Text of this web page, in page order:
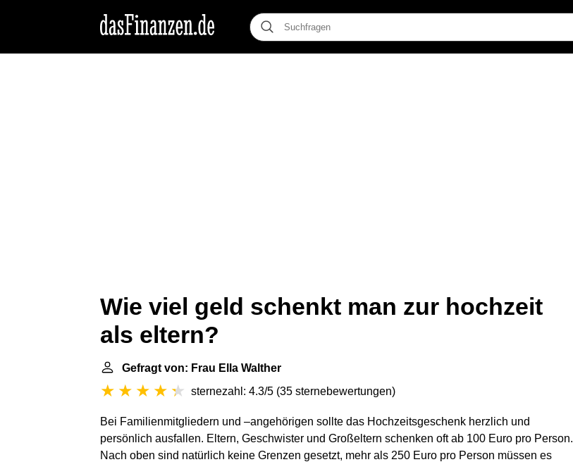
Wie viel geld schenkt man zur hochzeit
als eltern?
Gefragt von: Frau Ella Walther
sternezahl: 4.3/5 (35 sternebewertungen)
Bei Familienmitgliedern und –angehörigen sollte das Hochzeitsgeschenk herzlich und
persönlich ausfallen. Eltern, Geschwister und Großeltern schenken oft ab 100 Euro pro Person.
Nach oben sind natürlich keine Grenzen gesetzt, mehr als 250 Euro pro Person müssen es